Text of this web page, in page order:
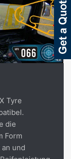
Tyre
die
Form
und